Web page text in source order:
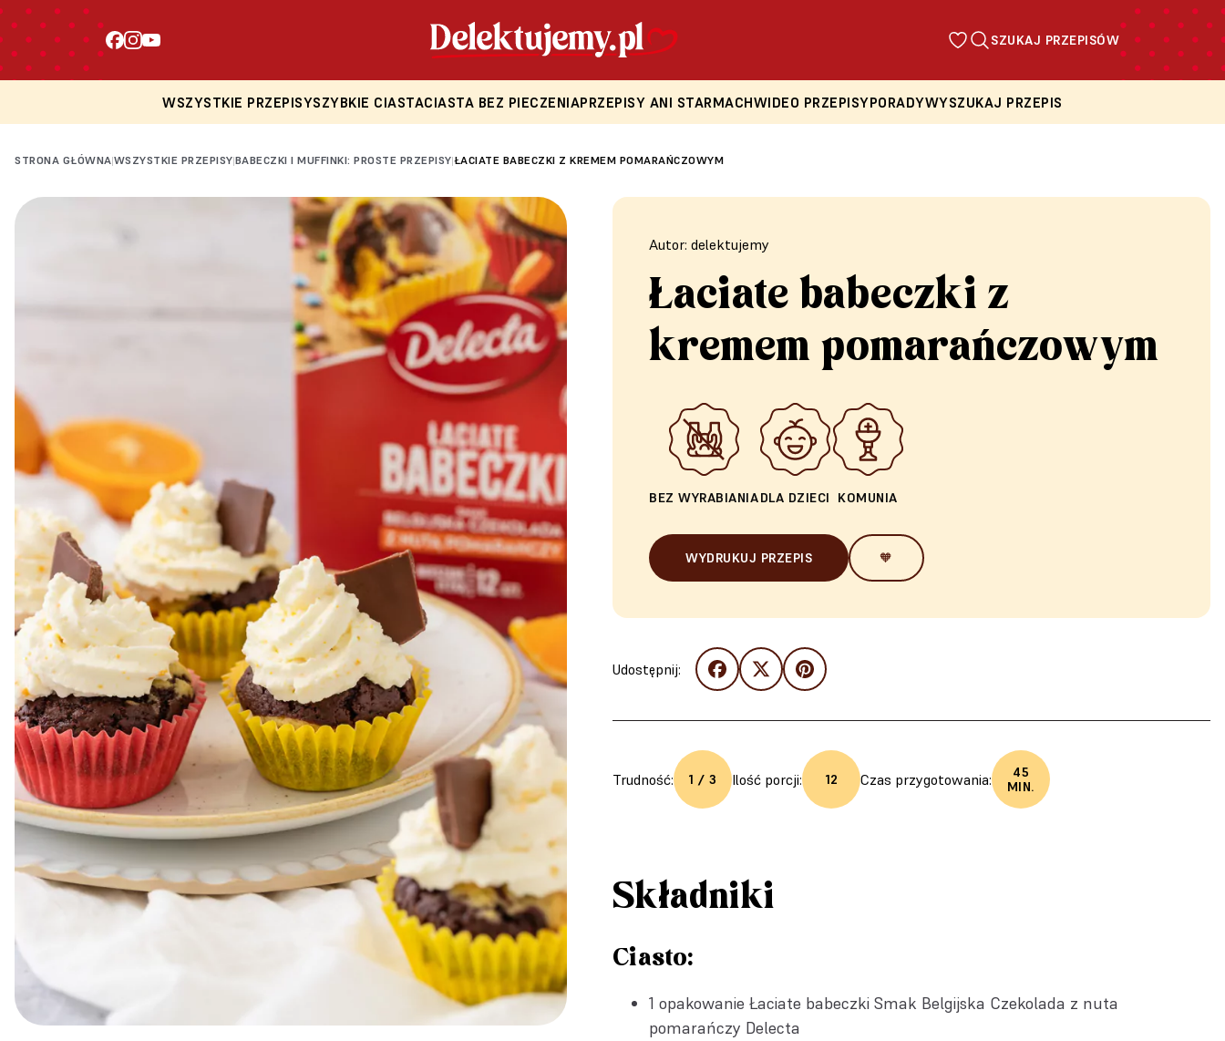
SZUKAJ PRZEPISÓW
WSZYSTKIE PRZEPISYSZYBKIE CIASTACIASTA BEZ PIECZENIAPRZEPISY ANI STARMACHWIDEO PRZEPISYPORADYWYSZUKAJ PRZEPIS
STRONA GŁÓWNA|WSZYSTKIE PRZEPISY|BABECZKI I MUFFINKI: PROSTE PRZEPISY|ŁACIATE BABECZKI Z KREMEM POMARAŃCZOWYM
Autor: delektujemy
Łaciate babeczki z
kremem pomarańczowym
BEZ WYRABIANIADLA DZIECI KOMUNIA
WYDRUKUJ PRZEPIS 🧡
Udostępnij:
Trudność: 1 / 3 Ilość porcji: 12 Czas przygotowania:
45
MIN.
Składniki
Ciasto:
1 opakowanie Łaciate babeczki Smak Belgijska Czekolada z nuta
pomarańczy Delecta